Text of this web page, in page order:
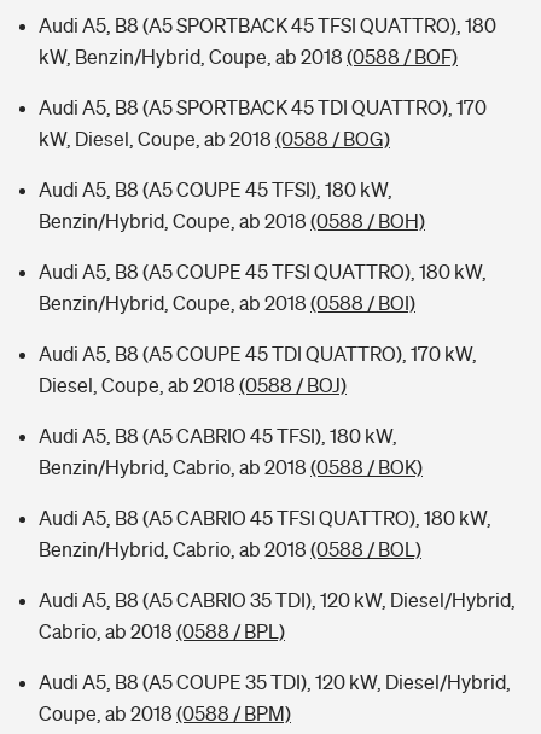
Audi A5, B8 (A5 SPORTBACK 45 TFSI QUATTRO), 180
kW, Benzin/Hybrid, Coupe, ab 2018 (0588 / BOF)
Audi A5, B8 (A5 SPORTBACK 45 TDI QUATTRO), 170
kW, Diesel, Coupe, ab 2018 (0588 / BOG)
Audi A5, B8 (A5 COUPE 45 TFSI), 180 kW,
Benzin/Hybrid, Coupe, ab 2018 (0588 / BOH)
Audi A5, B8 (A5 COUPE 45 TFSI QUATTRO), 180 kW,
Benzin/Hybrid, Coupe, ab 2018 (0588 / BOI)
Audi A5, B8 (A5 COUPE 45 TDI QUATTRO), 170 kW,
Diesel, Coupe, ab 2018 (0588 / BOJ)
Audi A5, B8 (A5 CABRIO 45 TFSI), 180 kW,
Benzin/Hybrid, Cabrio, ab 2018 (0588 / BOK)
Audi A5, B8 (A5 CABRIO 45 TFSI QUATTRO), 180 kW,
Benzin/Hybrid, Cabrio, ab 2018 (0588 / BOL)
Audi A5, B8 (A5 CABRIO 35 TDI), 120 kW, Diesel/Hybrid,
Cabrio, ab 2018 (0588 / BPL)
Audi A5, B8 (A5 COUPE 35 TDI), 120 kW, Diesel/Hybrid,
Coupe, ab 2018 (0588 / BPM)